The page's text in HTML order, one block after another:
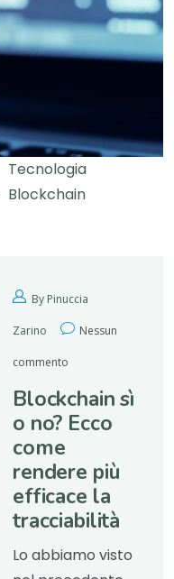
Tecnologia
Blockchain
By Pinuccia
Zarino Nessun
commento
Blockchain sì
o no? Ecco
come
rendere più
efficace la
tracciabilità
Lo abbiamo visto